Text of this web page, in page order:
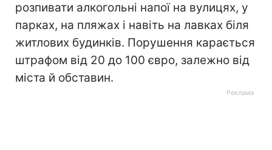
розпивати алкогольні напої на вулицях, у
парках, на пляжах і навіть на лавках біля
житлових будинків. Порушення карається
штрафом від 20 до 100 євро, залежно від
міста й обставин.